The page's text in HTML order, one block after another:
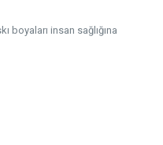
boyaları insan sağlığına